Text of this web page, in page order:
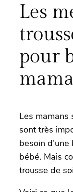
Les
pour
Les mamans
sont très
besoin
bébé. Mais
trousse de